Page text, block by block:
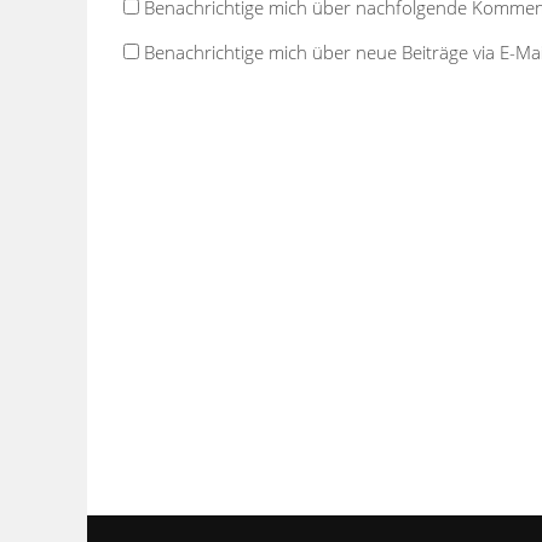
Benachrichtige mich über nachfolgende
Benachrichtige mich über neue Beiträge via E-